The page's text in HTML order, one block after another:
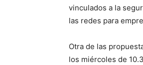
vinculados a la
las redes para
Otra de las
los miércoles de